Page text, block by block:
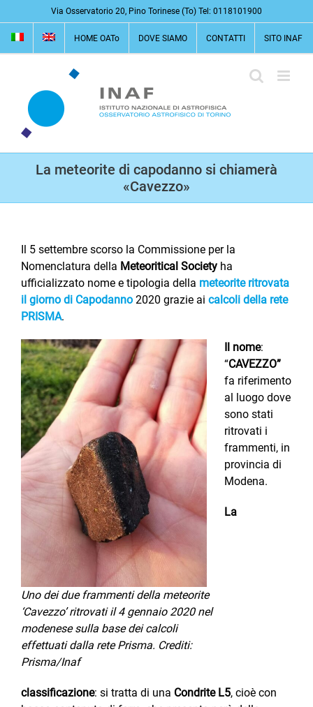
al
contenuto
Via Osservatorio 20, Pino Torinese (To) Tel: 0118101900
HOME OATo DOVE SIAMO CONTATTI SITO INAF
La meteorite di capodanno si chiamerà
«Cavezzo»
Il 5 settembre scorso la Commissione per la
Nomenclatura della Meteoritical Society ha
ufficializzato nome e tipologia della meteorite ritrovata
il giorno di Capodanno 2020 grazie ai calcoli della rete
PRISMA.
Uno dei due frammenti della meteorite
‘Cavezzo’ ritrovati il 4 gennaio 2020 nel
modenese sulla base dei calcoli
effettuati dalla rete Prisma. Crediti:
Prisma/Inaf
Il nome:
“CAVEZZO”
fa riferimento
al luogo dove
sono stati
ritrovati i
frammenti, in
provincia di
Modena.
La
classificazione: si tratta di una Condrite L5, cioè con